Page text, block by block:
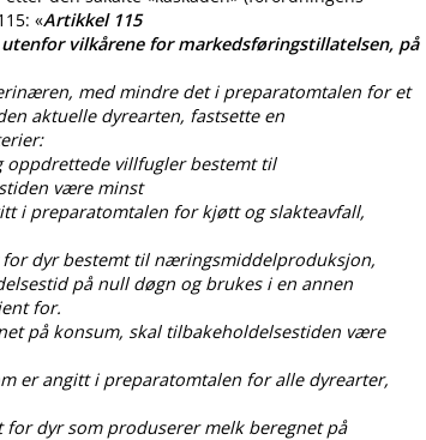
«Artikkel 115
vilkårene for markedsføringstillatelsen, på
med mindre det i preparatomtalen for et
aktuelle dyrearten, fastsette en
oppdrettede villfugler bestemt til
være minst
i preparatomtalen for kjøtt og slakteavfall,
dyr bestemt til næringsmiddelproduksjon,
på null døgn og brukes i en annen
for.
på konsum, skal tilbakeholdelsestiden være
er angitt i preparatomtalen for alle dyrearter,
dyr som produserer melk beregnet på